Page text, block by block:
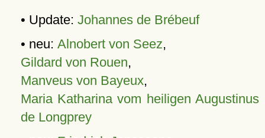
• Update: Johannes de Brébeuf
• neu: Alnobert von Seez,
Gildard von Rouen,
Manveus von Bayeux,
Maria Katharina vom heiligen Augustinus
de Longprey